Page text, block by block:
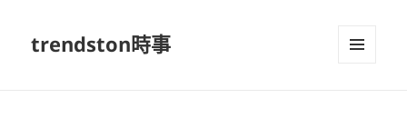
trendston時事